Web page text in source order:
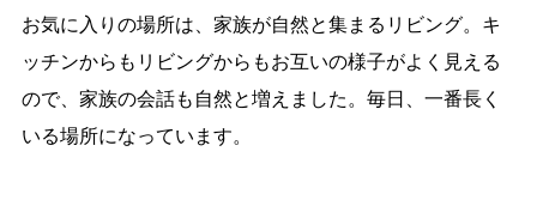
お気に入りの場所は、家族が自然と集まるリビング。キ
ッチンからもリビングからもお互いの様子がよく見える
ので、家族の会話も自然と増えました。毎日、一番長く
いる場所になっています。